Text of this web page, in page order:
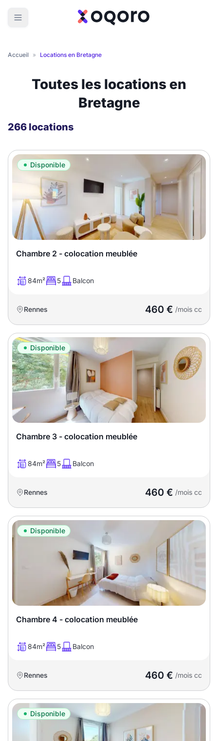
Accueil » Locations en Bretagne
Toutes les locations en
Bretagne
266 locations
Disponible
Chambre 2 - colocation meublée
84m² 5 Balcon
Rennes 460 € /mois cc
Disponible
Chambre 3 - colocation meublée
84m² 5 Balcon
Rennes 460 € /mois cc
Disponible
Chambre 4 - colocation meublée
84m² 5 Balcon
Rennes 460 € /mois cc
Disponible